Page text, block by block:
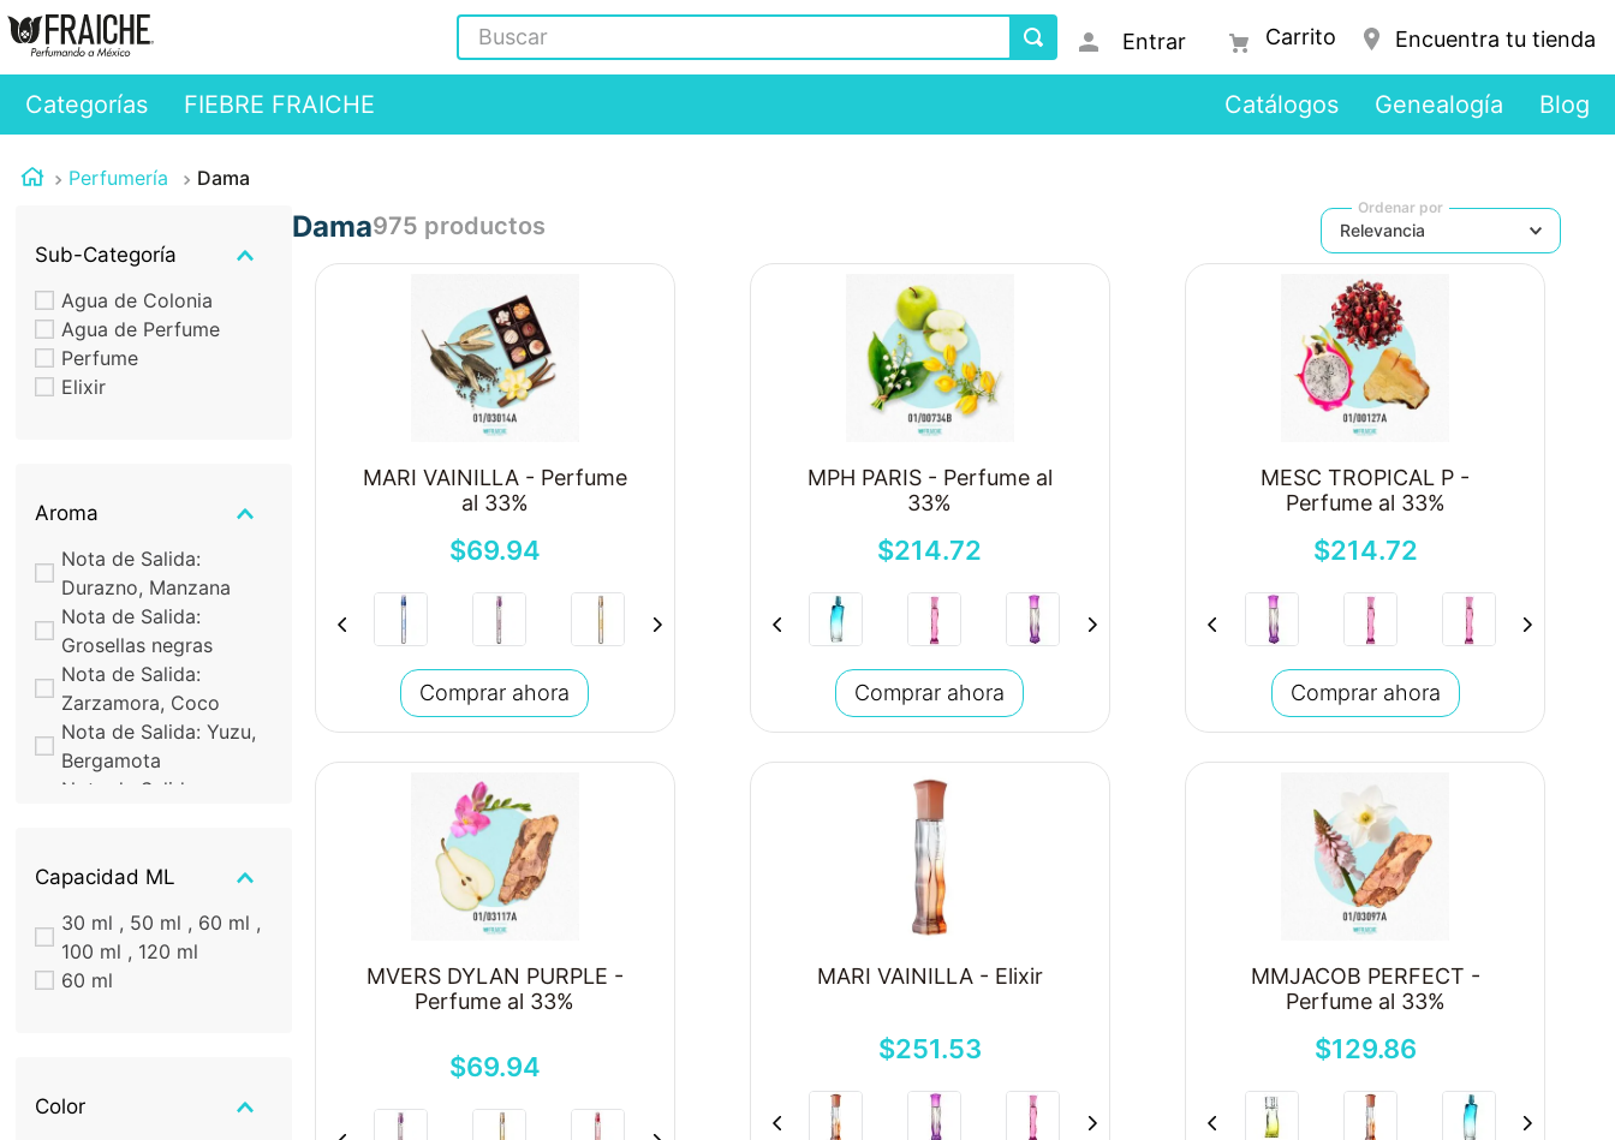
Buscar
Entrar Encuentra tu tienda
Categorías FIEBRE FRAICHE Catálogos Genealogía Blog
Perfumería Dama
Sub-Categoría
Agua de Colonia
Agua de Perfume
Perfume
Elixir
Aroma
Nota de Salida:
Durazno, Manzana
Nota de Salida:
Grosellas negras
Nota de Salida:
Zarzamora, Coco
Nota de Salida: Yuzu,
Bergamota
Nota de Salida:
Nota de Salida:
Bergamota,Ámbar,
Grosella Negra
Nota de Salida:
Pimienta Rosa
Capacidad ML
30 ml , 50 ml , 60 ml ,
100 ml , 120 ml
60 ml
Color
Dama975 productos
Ordenar por
Relevancia
MARI VAINILLA - Perfume
al 33%
$69.94
Comprar ahora
MPH PARIS - Perfume al
33%
$214.72
Comprar ahora
MESC TROPICAL P -
Perfume al 33%
$214.72
Comprar ahora
MVERS DYLAN PURPLE -
Perfume al 33%
$69.94
MARI VAINILLA - Elixir
$251.53
MMJACOB PERFECT -
Perfume al 33%
$129.86